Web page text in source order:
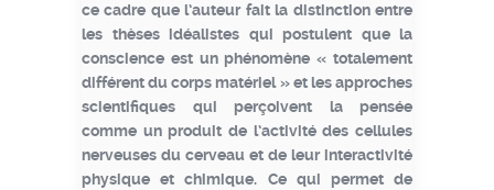
ce cadre que l’auteur fait la distinction entre
les thèses idéalistes qui postulent que la
conscience est un phénomène « totalement
différent du corps matériel » et les approches
scientifiques qui perçoivent la pensée
comme un produit de l’activité des cellules
nerveuses du cerveau et de leur interactivité
physique et chimique. Ce qui permet de